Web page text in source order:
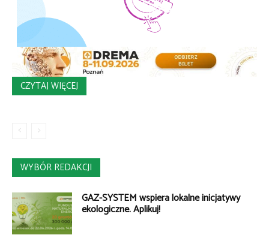
CZYTAJ WIĘCEJ
WYBÓR REDAKCJI
GAZ-SYSTEM wspiera lokalne inicjatywy
ekologiczne. Aplikuj!